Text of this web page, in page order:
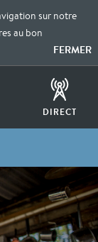
sur notre
au bon
FERMER
DIRECT